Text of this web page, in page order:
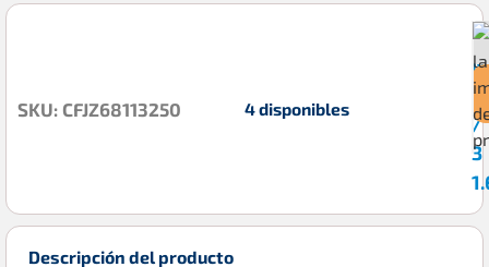
2
/
3
$
SKU: CFJZ68113250 4 disponibles
Descripción del producto